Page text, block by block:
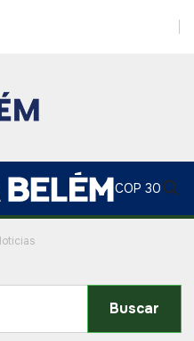
COP 30
Buscar